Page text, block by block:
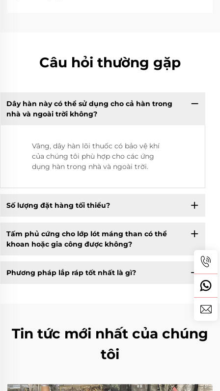
Câu hỏi thường gặp
Dây hàn này có thể sử dụng cho cả hàn trong
nhà và ngoài trời không?
Vâng, dây hàn lõi thuốc có bảo vệ khí
của chúng tôi phù hợp cho các ứng
dụng hàn trong nhà và ngoài trời.
Số lượng đặt hàng tối thiểu?
Tấm phủ cứng cho lớp lót máng than có thể
khoan hoặc gia công được không?
Phương pháp lắp ráp tốt nhất là gì?
Tin tức mới nhất của chúng
tôi